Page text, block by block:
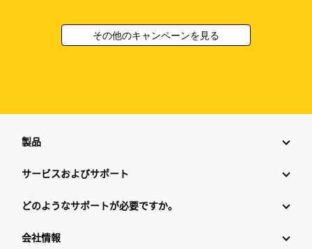
その他のキャンペーンを見る
製品
サービスおよびサポート
どのようなサポートが必要ですか。
会社情報